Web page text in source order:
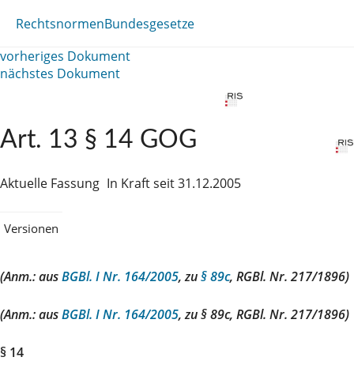
RechtsnormenBundesgesetze
vorheriges Dokument
nächstes Dokument
Art. 13 § 14 GOG
Aktuelle Fassung In Kraft seit 31.12.2005
Versionen
(Anm.: ausBGBl. I Nr. 164/2005, zu§ 89c, RGBl. Nr. 217/1896)
(Anm.: ausBGBl. I Nr. 164/2005, zu § 89c, RGBl. Nr. 217/1896)
§ 14